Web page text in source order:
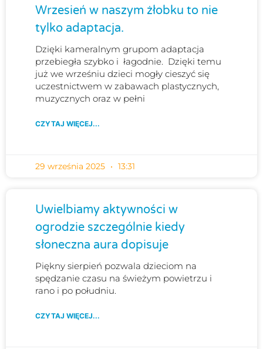
Wrzesień w naszym żłobku to nie
tylko adaptacja.
Dzięki kameralnym grupom adaptacja
przebiegła szybko i łagodnie. Dzięki temu
już we wrześniu dzieci mogły cieszyć się
uczestnictwem w zabawach plastycznych,
muzycznych oraz w pełni
CZYTAJ WIĘCEJ...
29 września 2025 13:31
Uwielbiamy aktywności w
ogrodzie szczególnie kiedy
słoneczna aura dopisuje
Piękny sierpień pozwala dzieciom na
spędzanie czasu na świeżym powietrzu i
rano i po południu.
CZYTAJ WIĘCEJ...